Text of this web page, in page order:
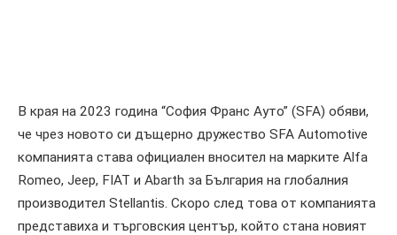
В края на 2023 година “София Франс Ауто” (SFA) обяви,
че чрез новото си дъщерно дружество SFA Automotive
компанията става официален вносител на марките Alfa
Romeo, Jeep, FIAT и Abarth за България на глобалния
производител Stellantis. Скоро след това от компанията
представиха и търговския център, който стана новият